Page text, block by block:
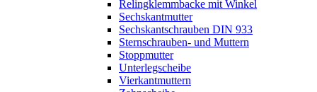
Relingklemmbacke mit Winkel
Sechskantmutter
Sechskantschrauben DIN 933
Sternschrauben- und Muttern
Stoppmutter
Unterlegscheibe
Vierkantmuttern